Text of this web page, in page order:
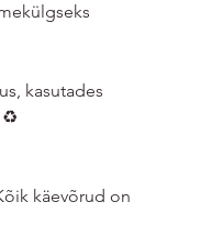
kasutades
♻️
käevõrud on